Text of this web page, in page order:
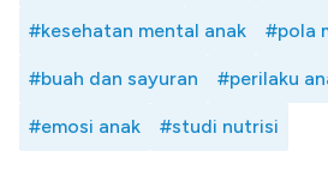
#kesehatan mental anak #pola
#buah dan sayuran #perilaku
#emosi anak #studi nutrisi